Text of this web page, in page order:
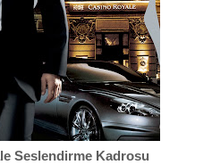
Seslendirme Kadrosu